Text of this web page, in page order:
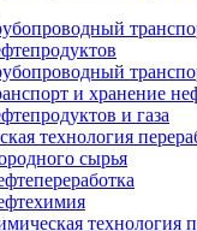
и хранение
и газа
технология
сырья
технология